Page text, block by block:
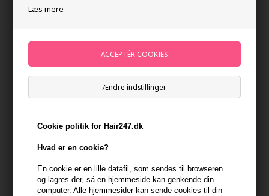
Læs mere
Ændre indstillinger
Cookie politik for Hair247.dk
Hvad er en cookie?
En cookie er en lille datafil, som sendes til browseren
og lagres der, så en hjemmeside kan genkende din
computer. Alle hjemmesider kan sende cookies til din
199,00DKK
Du får 10 DKK til dit næste køb når du køber denne vare -
min konto